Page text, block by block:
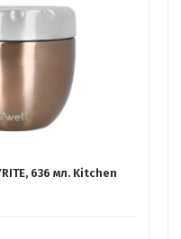
636 мл. Kitchen